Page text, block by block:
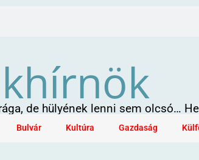
de hülyének lenni sem olcsó…
Bulvár Kultúra Gazdaság